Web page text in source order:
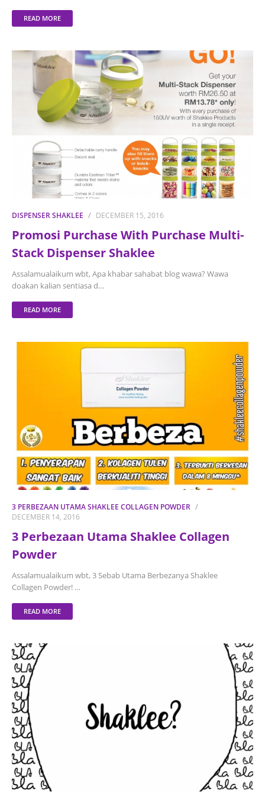
READ MORE
DISPENSER SHAKLEE DECEMBER 15, 2016
Promosi Purchase With Purchase Multi-
Stack Dispenser Shaklee
Assalamualaikum wbt, Apa khabar sahabat blog wawa? Wawa
doakan kalian sentiasa d…
READ MORE
3 PERBEZAAN UTAMA SHAKLEE COLLAGEN POWDER
DECEMBER 14, 2016
3 Perbezaan Utama Shaklee Collagen
Powder
Assalamualaikum wbt, 3 Sebab Utama Berbezanya Shaklee
Collagen Powder! …
READ MORE